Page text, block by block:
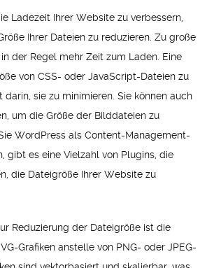
Ladezeit Ihrer Website zu verbessern,
Ihrer Dateien zu reduzieren. Zu große
der Regel mehr Zeit zum Laden. Eine
von CSS- oder JavaScript-Dateien zu
darin, sie zu minimieren. Sie können auch
um die Größe der Bilddateien zu
WordPress als Content-Management-
gibt es eine Vielzahl von Plugins, die
die Dateigröße Ihrer Website zu
Reduzierung der Dateigröße ist die
Grafiken anstelle von PNG- oder JPEG-